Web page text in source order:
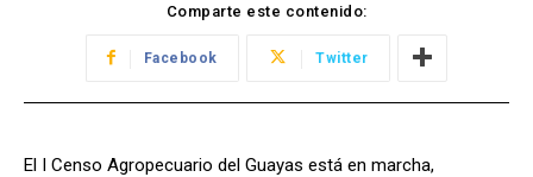
Comparte este contenido:
Facebook Twitter
El I Censo Agropecuario del Guayas está en marcha,